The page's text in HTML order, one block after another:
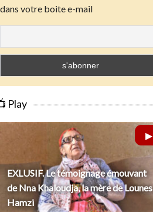
dans votre boite e-mail
Play
EXLUSIF. Le témoignage émouvant
de Nna Khaloudja, la mère de Lounes
Hamzi